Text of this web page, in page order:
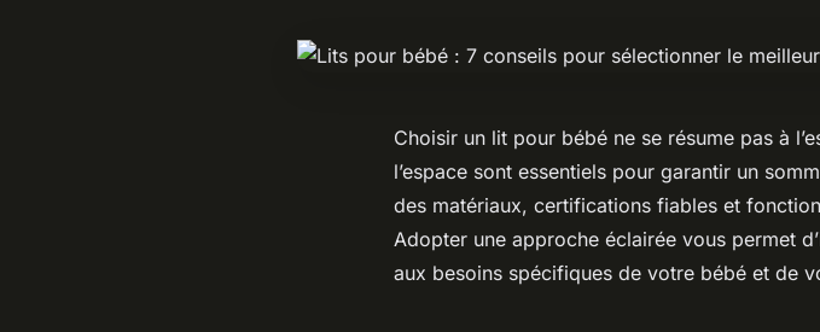
Choisir un lit pour bébé ne se résume pas à
l’espace sont essentiels pour garantir un
des matériaux, certifications fiables et
Adopter une approche éclairée vous permet
aux besoins spécifiques de votre bébé et de